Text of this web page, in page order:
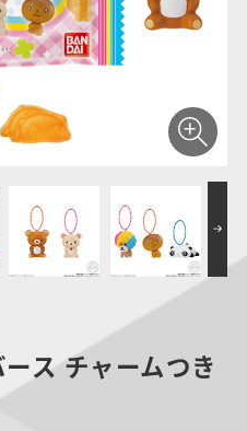
リーズ
スター
アンパンマン
サンリオキャラクタ
ーズ
ーしょん
シール
ーズ
ポケモンスケールワ
ールド
キャラデコ
ス チャームつき